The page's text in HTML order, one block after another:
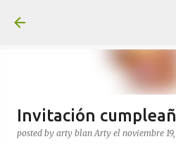
Invitación
posted by arty blanArty el noviembre